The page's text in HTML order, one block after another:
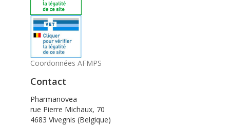
Coordonnées AFMPS
Contact
Pharmanovea
rue Pierre Michaux, 70
4683 Vivegnis (Belgique)